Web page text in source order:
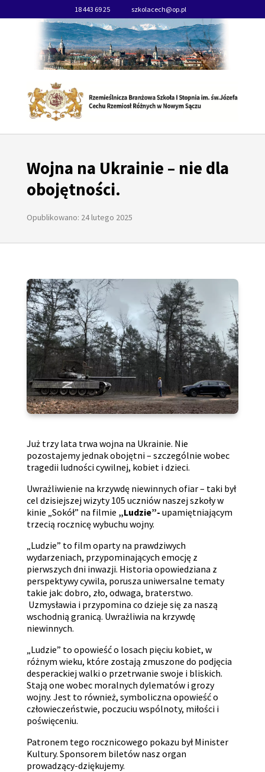
18 443 69 25 szkolacech@op.pl
Wojna na Ukrainie – nie dla
obojętności.
Opublikowano: 24 lutego 2025
Już trzy lata trwa wojna na Ukrainie. Nie
pozostajemy jednak obojętni – szczególnie wobec
tragedii ludności cywilnej, kobiet i dzieci.
Uwrażliwienie na krzywdę niewinnych ofiar – taki był
cel dzisiejszej wizyty 105 uczniów naszej szkoły w
kinie „Sokół” na filmie „Ludzie”- upamiętniającym
trzecią rocznicę wybuchu wojny.
„Ludzie” to film oparty na prawdziwych
wydarzeniach, przypominających emocję z
pierwszych dni inwazji. Historia opowiedziana z
perspektywy cywila, porusza uniwersalne tematy
takie jak: dobro, zło, odwaga, braterstwo.
Uzmysławia i przypomina co dzieje się za naszą
wschodnią granicą. Uwrażliwia na krzywdę
niewinnych.
„Ludzie” to opowieść o losach pięciu kobiet, w
różnym wieku, które zostają zmuszone do podjęcia
desperackiej walki o przetrwanie swoje i bliskich.
Stają one wobec moralnych dylematów i grozy
wojny. Jest to również, symboliczna opowieść o
człowieczeństwie, poczuciu wspólnoty, miłości i
poświęceniu.
Patronem tego rocznicowego pokazu był Minister
Kultury. Sponsorem biletów nasz organ
prowadzący-dziękujemy.